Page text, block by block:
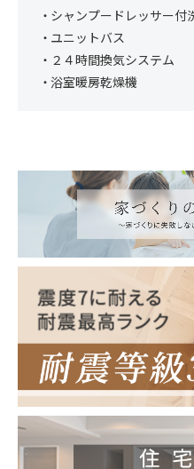
シャンプードレッサー付
ユニットバス
２４時間換気システム
浴室暖房乾燥機